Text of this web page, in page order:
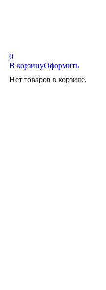
0
В корзинуОформить
Нет товаров в корзине.